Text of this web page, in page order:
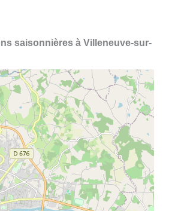
saisonnières à Villeneuve-sur-